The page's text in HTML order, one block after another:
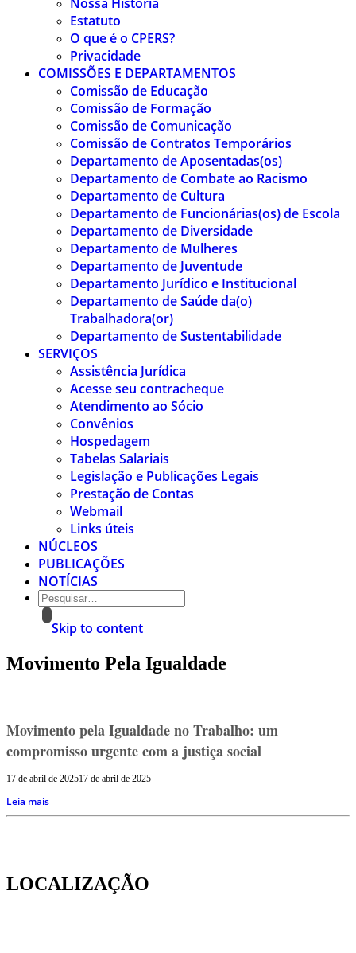
Estatuto
O que é o CPERS?
Privacidade
COMISSÕES E DEPARTAMENTOS
Comissão de Educação
Comissão de Formação
Comissão de Comunicação
Comissão de Contratos Temporários
Departamento de Aposentadas(os)
Departamento de Combate ao Racismo
Departamento de Cultura
Departamento de Funcionárias(os) de Escola
Departamento de Diversidade
Departamento de Mulheres
Departamento de Juventude
Departamento Jurídico e Institucional
Departamento de Saúde da(o)
Trabalhadora(or)
Departamento de Sustentabilidade
SERVIÇOS
Assistência Jurídica
Acesse seu contracheque
Atendimento ao Sócio
Convênios
Hospedagem
Tabelas Salariais
Legislação e Publicações Legais
Prestação de Contas
Webmail
Links úteis
NÚCLEOS
PUBLICAÇÕES
NOTÍCIAS
Skip to content
Movimento Pela Igualdade
Movimento pela Igualdade no Trabalho: um
compromisso urgente com a justiça social
17 de abril de 202517 de abril de 2025
Leia mais
LOCALIZAÇÃO